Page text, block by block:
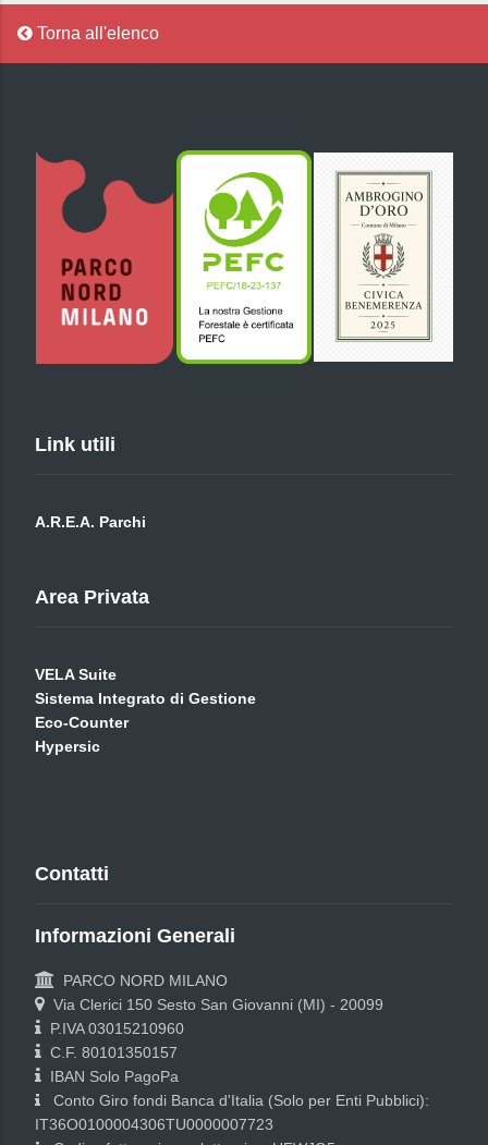
Torna all'elenco
Link utili
A.R.E.A. Parchi
Area Privata
VELA Suite
Sistema Integrato di Gestione
Eco-Counter
Hypersic
Contatti
Informazioni Generali
PARCO NORD MILANO
Via Clerici 150 Sesto San Giovanni (MI) - 20099
P.IVA 03015210960
C.F. 80101350157
IBAN Solo PagoPa
Conto Giro fondi Banca d'Italia (Solo per Enti Pubblici):
IT36O0100004306TU0000007723